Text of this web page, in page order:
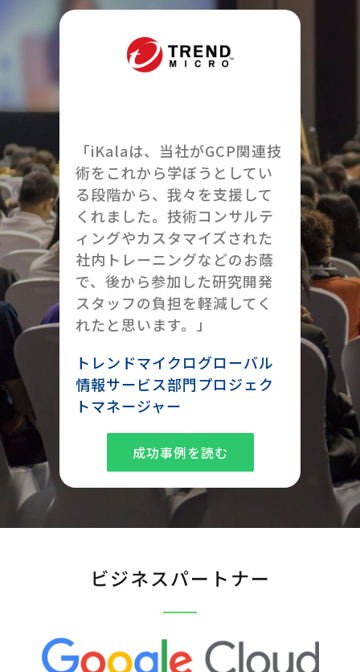
「iKalaは、当社がGCP関連技
術をこれから学ぼうとしてい
る段階から、我々を支援して
くれました。技術コンサルテ
ィングやカスタマイズされた
社内トレーニングなどのお蔭
で、後から参加した研究開発
スタッフの負担を軽減してく
れたと思います。」
トレンドマイクログローバル
情報サービス部門プロジェク
トマネージャー
成功事例を読む
ビジネスパートナー